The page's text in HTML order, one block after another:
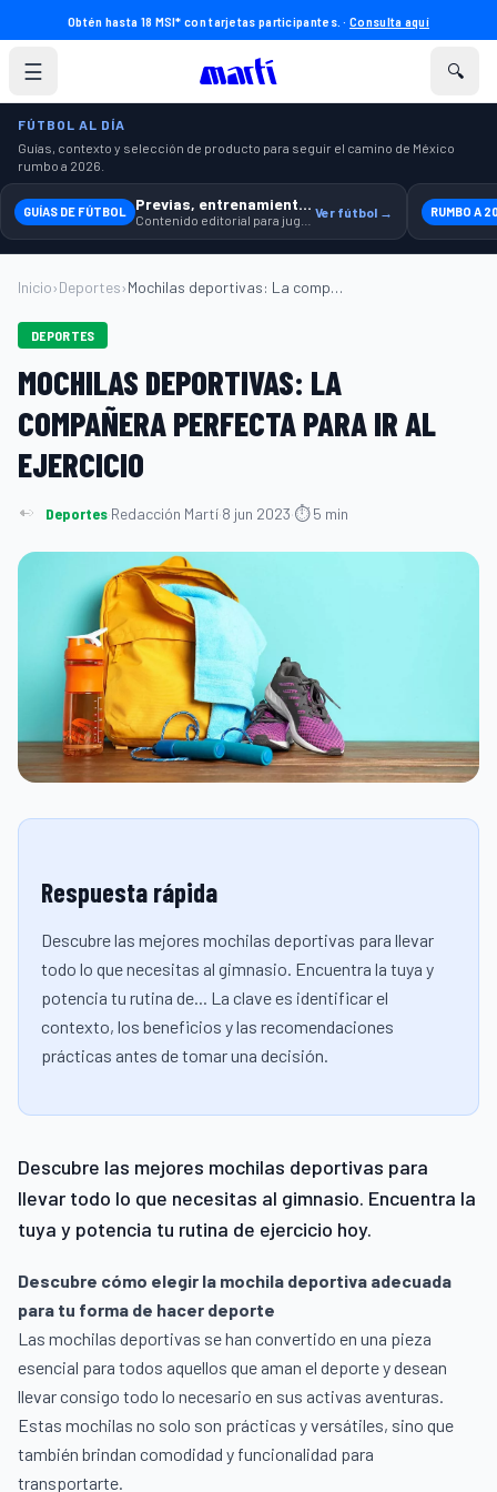
Obtén hasta 18 MSI* con tarjetas participantes. ·Consulta aquí
☰ 🔍
FÚTBOL AL DÍA
Guías, contexto y selección de producto para seguir el camino de México
rumbo a 2026.
GUÍAS DE FÚTBOL Previas, entrenamiento y producto Ver fútbol → RUMBO A
Inicio›Deportes› Mochilas deportivas: La compañera perfec...
DEPORTES
MOCHILAS DEPORTIVAS: LA
COMPAÑERA PERFECTA PARA IR AL
EJERCICIO
Deportes·Redacción Martí·8 jun 2023·⏱ 5 min
Respuesta rápida
Descubre las mejores mochilas deportivas para llevar
todo lo que necesitas al gimnasio. Encuentra la tuya y
potencia tu rutina de... La clave es identificar el
contexto, los beneficios y las recomendaciones
prácticas antes de tomar una decisión.
Descubre las mejores mochilas deportivas para
llevar todo lo que necesitas al gimnasio. Encuentra la
tuya y potencia tu rutina de ejercicio hoy.
Descubre cómo elegir la mochila deportiva adecuada
para tu forma de hacer deporte
Las mochilas deportivas se han convertido en una pieza
esencial para todos aquellos que aman el deporte y desean
llevar consigo todo lo necesario en sus activas aventuras.
Estas mochilas no solo son prácticas y versátiles, sino que
también brindan comodidad y funcionalidad para
transportarte.